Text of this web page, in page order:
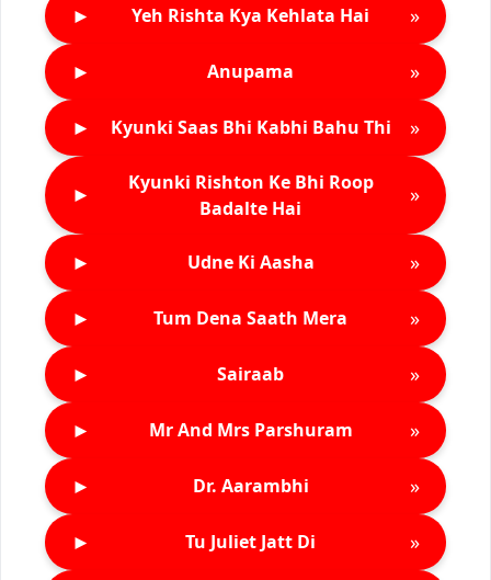
► Yeh Rishta Kya Kehlata Hai »
► Anupama »
► Kyunki Saas Bhi Kabhi Bahu Thi »
►
Kyunki Rishton Ke Bhi Roop
Badalte Hai
»
► Udne Ki Aasha »
► Tum Dena Saath Mera »
► Sairaab »
► Mr And Mrs Parshuram »
► Dr. Aarambhi »
► Tu Juliet Jatt Di »